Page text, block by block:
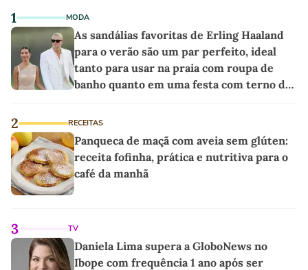
1 MODA
As sandálias favoritas de Erling Haaland
para o verão são um par perfeito, ideal
tanto para usar na praia com roupa de
banho quanto em uma festa com terno de
2 RECEITAS
Panqueca de maçã com aveia sem glúten:
receita fofinha, prática e nutritiva para o
café da manhã
3 TV
Daniela Lima supera a GloboNews no
Ibope com frequência 1 ano após ser